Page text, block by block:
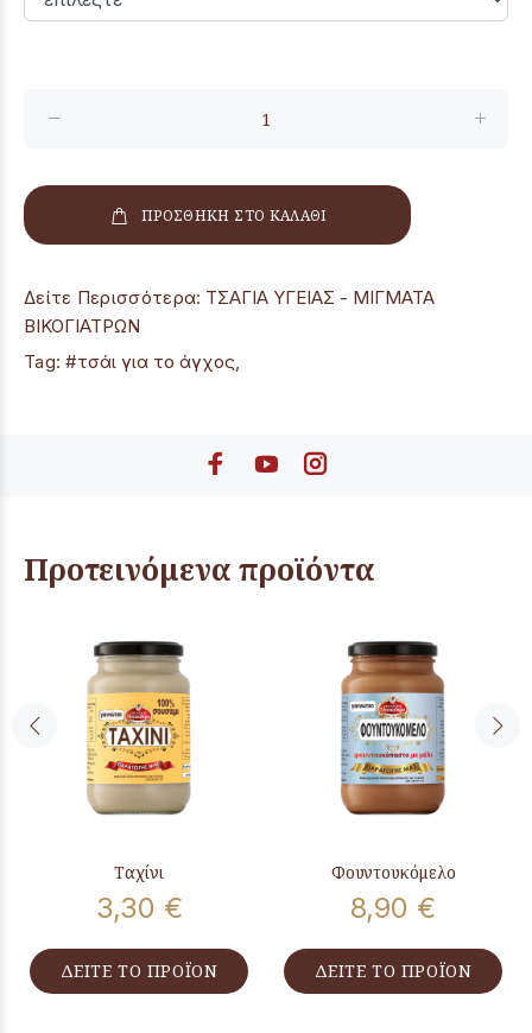
ΠΡΟΣΘΗΚΗ ΣΤΟ ΚΑΛΑΘΙ
Δείτε Περισσότερα: ΤΣΑΓΙΑ ΥΓΕΙΑΣ - ΜΙΓΜΑΤΑ
ΒΙΚΟΓΙΑΤΡΩΝ
Tag: #τσάι για το άγχος,
Προτεινόμενα προϊόντα
Ταχίνι
3,30 €
ΔΕΙΤΕ ΤΟ ΠΡΟΪΟΝ
Φουντουκόμελο
8,90 €
ΔΕΙΤΕ ΤΟ ΠΡΟΪΟΝ